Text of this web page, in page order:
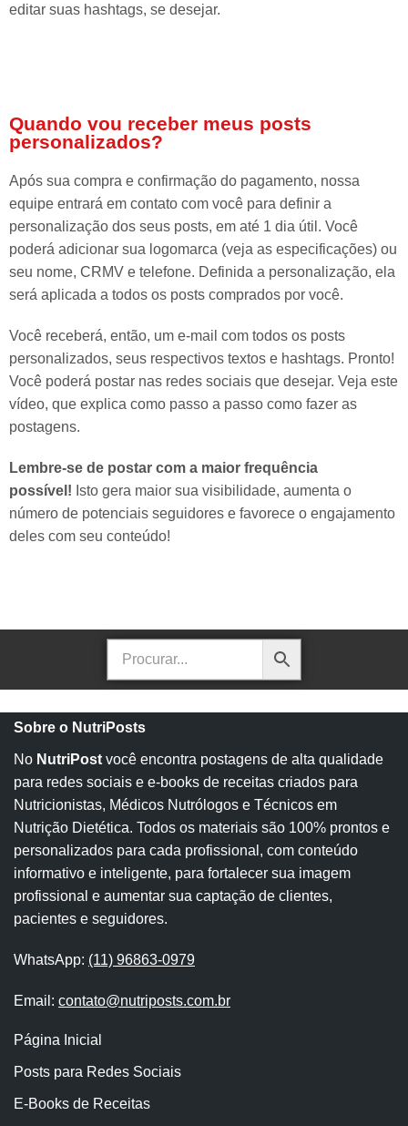
editar suas hashtags, se desejar.
Quando vou receber meus posts
personalizados?
Após sua compra e confirmação do pagamento, nossa
equipe entrará em contato com você para definir a
personalização dos seus posts, em até 1 dia útil. Você
poderá adicionar sua logomarca (veja as especificações) ou
seu nome, CRMV e telefone. Definida a personalização, ela
será aplicada a todos os posts comprados por você.
Você receberá, então, um e-mail com todos os posts
personalizados, seus respectivos textos e hashtags. Pronto!
Você poderá postar nas redes sociais que desejar. Veja este
vídeo, que explica como passo a passo como fazer as
postagens.
Lembre-se de postar com a maior frequência
possível! Isto gera maior sua visibilidade, aumenta o
número de potenciais seguidores e favorece o engajamento
deles com seu conteúdo!
Sobre o NutriPosts
No NutriPost você encontra postagens de alta qualidade
para redes sociais e e-books de receitas criados para
Nutricionistas, Médicos Nutrólogos e Técnicos em
Nutrição Dietética. Todos os materiais são 100% prontos e
personalizados para cada profissional, com conteúdo
informativo e inteligente, para fortalecer sua imagem
profissional e aumentar sua captação de clientes,
pacientes e seguidores.
WhatsApp: (11) 96863-0979
Email: contato@nutriposts.com.br
Página Inicial
Posts para Redes Sociais
E-Books de Receitas